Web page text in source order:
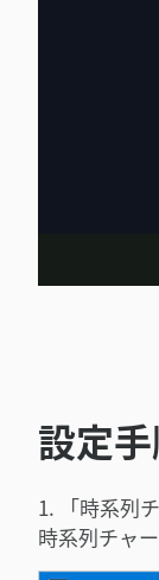
設定
1. 「時系列
時系列チャ